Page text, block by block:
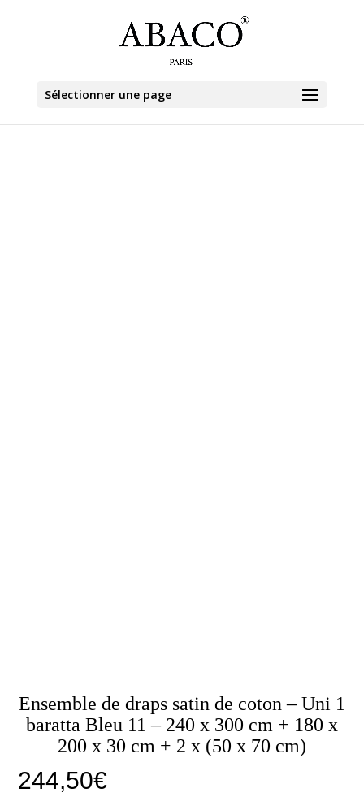
Sélectionner une page
Ensemble de draps satin de coton – Uni 1
baratta Bleu 11 – 240 x 300 cm + 180 x
200 x 30 cm + 2 x (50 x 70 cm)
244,50€